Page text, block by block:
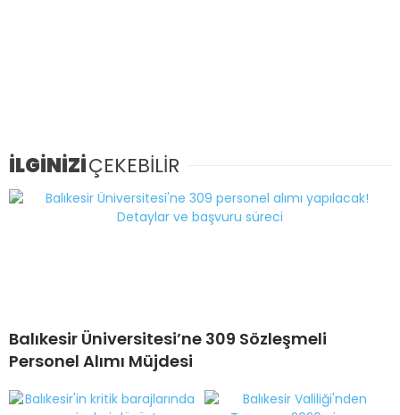
İLGİNİZİÇEKEBİLİR
Balıkesir Üniversitesi’ne 309 Sözleşmeli
Personel Alımı Müjdesi